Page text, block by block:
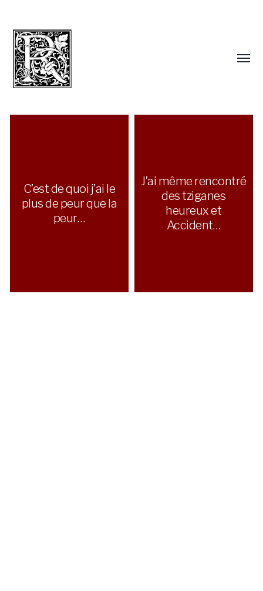
C’est de quoi j’ai le
plus de peur que la
peur…
J’ai même rencontré
des tziganes
heureux et
Accident…